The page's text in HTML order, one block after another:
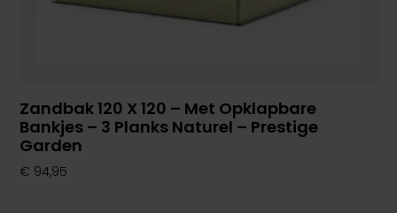
Zandbak 120 X 120 – Met Opklapbare
Bankjes – 3 Planks Naturel – Prestige
Garden
€ 94,95